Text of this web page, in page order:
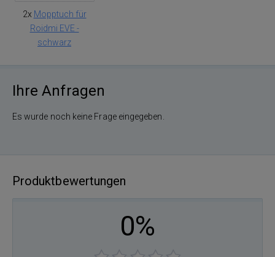
2x Mopptuch für
Roidmi EVE -
schwarz
Ihre Anfragen
Es wurde noch keine Frage eingegeben.
Produktbewertungen
0%